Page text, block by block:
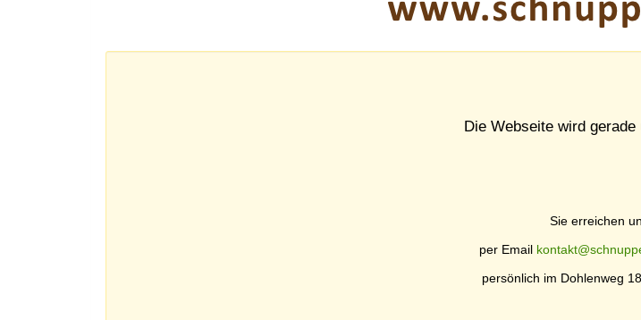
Die Webseite wird
Sie erreichen
per Email
persönlich im Dohlenweg